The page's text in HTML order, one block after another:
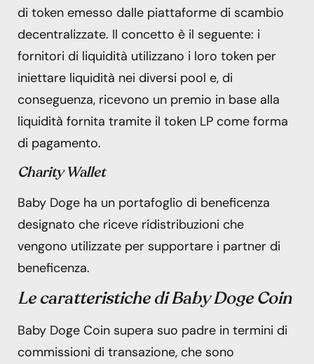
di token emesso dalle piattaforme di scambio
decentralizzate. Il concetto è il seguente: i
fornitori di liquidità utilizzano i loro token per
iniettare liquidità nei diversi pool e, di
conseguenza, ricevono un premio in base alla
liquidità fornita tramite il token LP come forma
di pagamento.
Charity Wallet
Baby Doge ha un portafoglio di beneficenza
designato che riceve ridistribuzioni che
vengono utilizzate per supportare i partner di
beneficenza.
Le caratteristiche di Baby Doge Coin
Baby Doge Coin supera suo padre in termini di
commissioni di transazione, che sono